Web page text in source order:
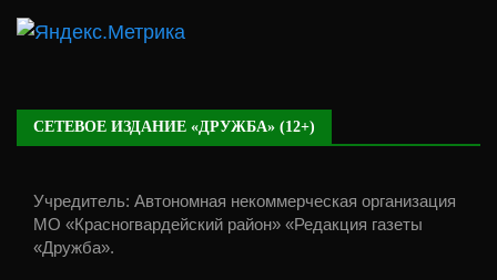
СЕТЕВОЕ ИЗДАНИЕ «ДРУЖБА» (12+)
Учредитель: Автономная некоммерческая организация
МО «Красногвардейский район» «Редакция газеты
«Дружба».